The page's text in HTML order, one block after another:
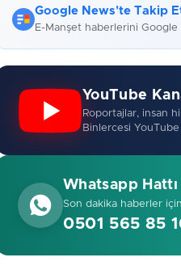
Google News'te Takip
E-Manşet haberlerini
YouTube
Roportajlar, insan
Binlercesi
Whatsapp Hattı
Son dakika haberler
0501 565 85